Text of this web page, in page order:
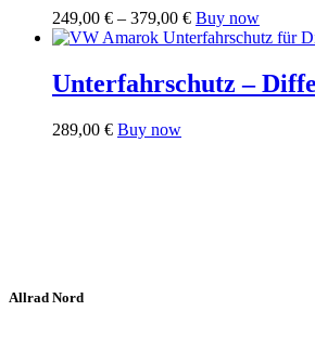
gewählt
werden
auf
der
249,00 € – 379,00 €Preisspanne:
249,00 €
379,00 €
Buy nowDieses
Produkt
mehrere
Unterfahrschutz –
289,00 € Buy now
Allrad Nord